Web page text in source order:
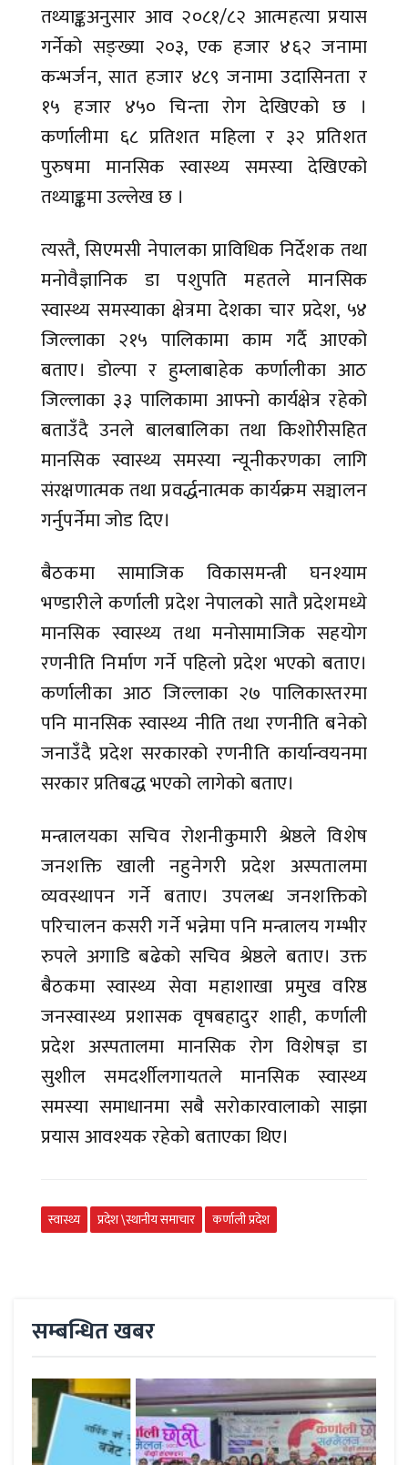
तथ्याङ्कअनुसार आव २०८१/८२ आत्महत्या प्रयास
गर्नेको सङ्ख्या २०३, एक हजार ४६२ जनामा
कन्भर्जन, सात हजार ४८९ जनामा उदासिनता र
१५ हजार ४५० चिन्ता रोग देखिएको छ ।
कर्णालीमा ६८ प्रतिशत महिला र ३२ प्रतिशत
पुरुषमा मानसिक स्वास्थ्य समस्या देखिएको
तथ्याङ्कमा उल्लेख छ ।
त्यस्तै, सिएमसी नेपालका प्राविधिक निर्देशक तथा
मनोवैज्ञानिक डा पशुपति महतले मानसिक
स्वास्थ्य समस्याका क्षेत्रमा देशका चार प्रदेश, ५४
जिल्लाका २१५ पालिकामा काम गर्दै आएको
बताए। डोल्पा र हुम्लाबाहेक कर्णालीका आठ
जिल्लाका ३३ पालिकामा आफ्नो कार्यक्षेत्र रहेको
बताउँदै उनले बालबालिका तथा किशोरीसहित
मानसिक स्वास्थ्य समस्या न्यूनीकरणका लागि
संरक्षणात्मक तथा प्रवर्द्धनात्मक कार्यक्रम सञ्चालन
गर्नुपर्नेमा जोड दिए।
बैठकमा सामाजिक विकासमन्त्री घनश्याम
भण्डारीले कर्णाली प्रदेश नेपालको सातै प्रदेशमध्ये
मानसिक स्वास्थ्य तथा मनोसामाजिक सहयोग
रणनीति निर्माण गर्ने पहिलो प्रदेश भएको बताए।
कर्णालीका आठ जिल्लाका २७ पालिकास्तरमा
पनि मानसिक स्वास्थ्य नीति तथा रणनीति बनेको
जनाउँदै प्रदेश सरकारको रणनीति कार्यान्वयनमा
सरकार प्रतिबद्ध भएको लागेको बताए।
मन्त्रालयका सचिव रोशनीकुमारी श्रेष्ठले विशेष
जनशक्ति खाली नहुनेगरी प्रदेश अस्पतालमा
व्यवस्थापन गर्ने बताए। उपलब्ध जनशक्तिको
परिचालन कसरी गर्ने भन्नेमा पनि मन्त्रालय गम्भीर
रुपले अगाडि बढेको सचिव श्रेष्ठले बताए। उक्त
बैठकमा स्वास्थ्य सेवा महाशाखा प्रमुख वरिष्ठ
जनस्वास्थ्य प्रशासक वृषबहादुर शाही, कर्णाली
प्रदेश अस्पतालमा मानसिक रोग विशेषज्ञ डा
सुशील समदर्शीलगायतले मानसिक स्वास्थ्य
समस्या समाधानमा सबै सरोकारवालाको साझा
प्रयास आवश्यक रहेको बताएका थिए।
स्वास्थ्य प्रदेश \स्थानीय समाचार कर्णाली प्रदेश
सम्बन्धित खबर